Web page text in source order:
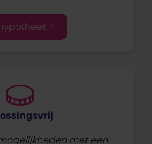
>
met een